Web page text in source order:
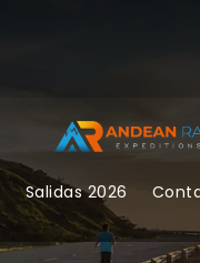
Salidas 2026